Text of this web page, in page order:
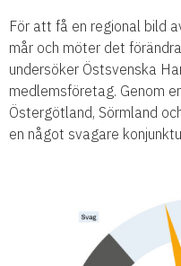
För att få en regional bild
mår och möter det
undersöker Östsvenska
medlemsföretag. Genom
Östergötland, Sörmland
en något svagare